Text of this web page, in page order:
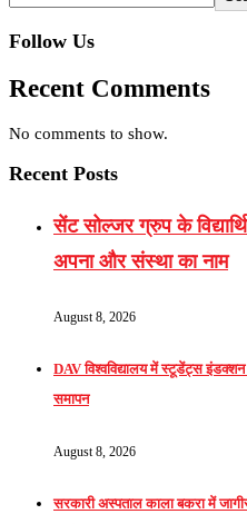
Follow Us
Recent Comments
No comments to show.
Recent Posts
सेंट सोल्जर ग्रुप के
अपना और संस्था का नाम
August 8, 2026
DAV विश्वविद्यालय में स्टूडेंट्स
समापन
August 8, 2026
सरकारी अस्पताल काला बकरा में